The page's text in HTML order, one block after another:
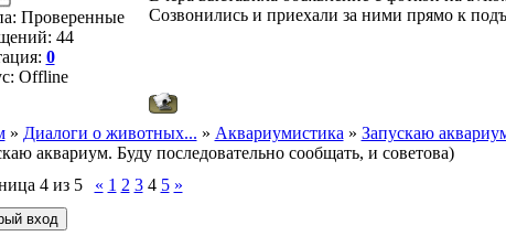
Проверенные
44
0
Offline
Созвонились и приехали за ними прямо к
» Диалоги о животных... » Аквариумистика » Запускаю
аквариум. Буду последовательно сообщать, и советова)
4из 5 « 1 2 3 4 5 »